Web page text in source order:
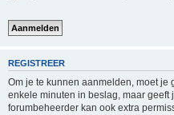
REGISTREER
Om je te kunnen aanmelden, moet
enkele minuten in beslag, maar geeft
forumbeheerder kan ook extra